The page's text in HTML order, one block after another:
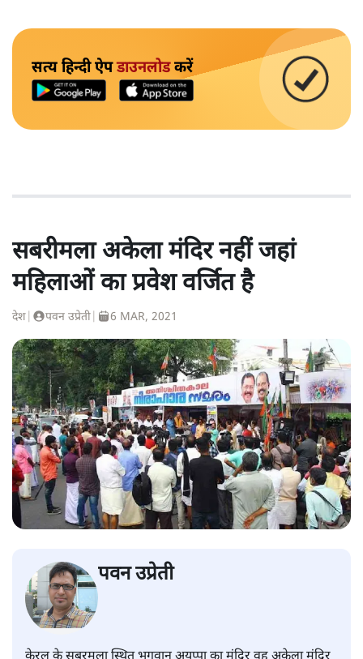
सत्य हिन्दी ऐपडाउनलोडकरें
सबरीमला अकेला मंदिर नहीं जहां
महिलाओं का प्रवेश वर्जित है
देश पवन उप्रेती 6 MAR, 2021
पवन उप्रेती